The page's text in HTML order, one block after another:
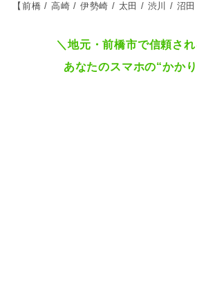
【前橋 / 高崎 / 伊勢崎 / 太田 / 渋川 / 沼田
＼地元・前橋市で信頼さ
あなたのスマホの“かか